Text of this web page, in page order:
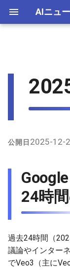
AIニュ
a
l
s
e
AI 総合｜2025年
生成AI｜2025年
エディタ－｜
MCP｜2025年
Nano Banana｜
Adobe Firefly｜
2026-07-16
2026-07-14
2026-07-12
2026-07-11
2026-07-09
2026-07-08
時間の情報まと
2. Veo3と他の
3. Veo3を使っ
ィブな応用事例
全体の傾向と
Suno｜2025年
公開日 2025-12-
24時
過去24時間（
議論やインター
でVeo3（主に